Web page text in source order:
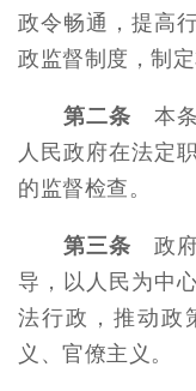
政令畅通，提高
政监督制度，制定
第二条 本条
人民政府在法定
的监督检查。
第三条 政府
导，以人民为中
法行政，推动政
义、官僚主义。